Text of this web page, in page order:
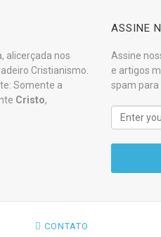
alicerçada nos
Cristianismo.
Somente a
Cristo,
ASSINE
Assine
e artigos
spam para
CONTATO